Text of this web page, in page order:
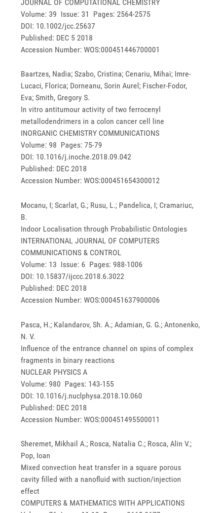
JOURNAL OF COMPUTATIONAL CHEMISTRY
Volume: 39 Issue: 31 Pages: 2564-2575
DOI: 10.1002/jcc.25637
Published: DEC 5 2018
Accession Number: WOS:000451446700001
Baartzes, Nadia; Szabo, Cristina; Cenariu, Mihai; Imre-
Lucaci, Florica; Dorneanu, Sorin Aurel; Fischer-Fodor,
Eva; Smith, Gregory S.
In vitro antitumour activity of two ferrocenyl
metallodendrimers in a colon cancer cell line
INORGANIC CHEMISTRY COMMUNICATIONS
Volume: 98 Pages: 75-79
DOI: 10.1016/j.inoche.2018.09.042
Published: DEC 2018
Accession Number: WOS:000451654300012
Mocanu, I; Scarlat, G.; Rusu, L.; Pandelica, I; Cramariuc,
B.
Indoor Localisation through Probabilistic Ontologies
INTERNATIONAL JOURNAL OF COMPUTERS
COMMUNICATIONS & CONTROL
Volume: 13 Issue: 6 Pages: 988-1006
DOI: 10.15837/ijccc.2018.6.3022
Published: DEC 2018
Accession Number: WOS:000451637900006
Pasca, H.; Kalandarov, Sh. A.; Adamian, G. G.; Antonenko,
N. V.
Influence of the entrance channel on spins of complex
fragments in binary reactions
NUCLEAR PHYSICS A
Volume: 980 Pages: 143-155
DOI: 10.1016/j.nuclphysa.2018.10.060
Published: DEC 2018
Accession Number: WOS:000451495500011
Sheremet, Mikhail A.; Rosca, Natalia C.; Rosca, Alin V.;
Pop, Ioan
Mixed convection heat transfer in a square porous
cavity filled with a nanofluid with suction/injection
effect
COMPUTERS & MATHEMATICS WITH APPLICATIONS